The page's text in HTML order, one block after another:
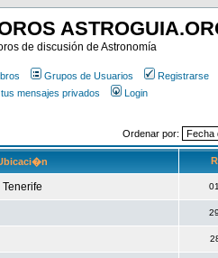
de discusión de Astronomía
Grupos de Usuarios
Registrarse
tus mensajes privados Login
Ordenar por:
Tenerife